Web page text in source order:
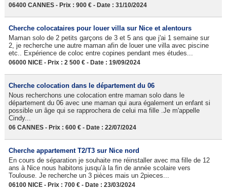
06400 CANNES - Prix : 900 € - Date : 31/10/2024
Cherche colocataires pour louer villa sur Nice et alentours
Maman solo de 2 petits garçons de 3 et 5 ans que j'ai 1 semaine sur
2, je recherche une autre maman afin de louer une villa avec piscine
etc.. Expérience de coloc entre copines pendant mes études...
06000 NICE - Prix : 2 500 € - Date : 19/09/2024
Cherche colocation dans le département du 06
Nous recherchons une colocation entre maman solo dans le
département du 06 avec une maman qui aura également un enfant si
possible un âge qui se rapprochera de celui ma fille .Je m'appelle
Cindy...
06 CANNES - Prix : 600 € - Date : 22/07/2024
Cherche appartement T2/T3 sur Nice nord
En cours de séparation je souhaite me réinstaller avec ma fille de 12
ans à Nice nous habitons jusqu’à la fin de année scolaire vers
Toulouse. Je recherche un 3 pièces mais un 2pieces...
06100 NICE - Prix : 700 € - Date : 23/03/2024